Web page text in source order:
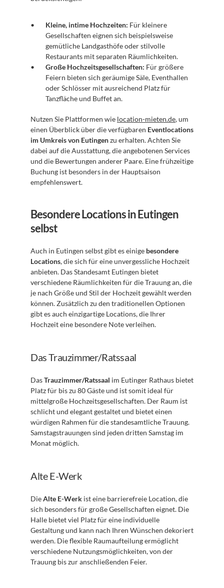
Kleine, intime Hochzeiten: Für kleinere
Gesellschaften eignen sich beispielsweise
gemütliche Landgasthöfe oder stilvolle
Restaurants mit separaten Räumlichkeiten.
Große Hochzeitsgesellschaften: Für größere
Feiern bieten sich geräumige Säle, Eventhallen
oder Schlösser mit ausreichend Platz für
Tanzfläche und Buffet an.
Nutzen Sie Plattformen wie location-mieten.de, um
einen Überblick über die verfügbaren Eventlocations
im Umkreis von Eutingen zu erhalten. Achten Sie
dabei auf die Ausstattung, die angebotenen Services
und die Bewertungen anderer Paare. Eine frühzeitige
Buchung ist besonders in der Hauptsaison
empfehlenswert.
Besondere Locations in Eutingen
selbst
Auch in Eutingen selbst gibt es einige besondere
Locations, die sich für eine unvergessliche Hochzeit
anbieten. Das Standesamt Eutingen bietet
verschiedene Räumlichkeiten für die Trauung an, die
je nach Größe und Stil der Hochzeit gewählt werden
können. Zusätzlich zu den traditionellen Optionen
gibt es auch einzigartige Locations, die Ihrer
Hochzeit eine besondere Note verleihen.
Das Trauzimmer/Ratssaal
Das Trauzimmer/Ratssaal im Eutinger Rathaus bietet
Platz für bis zu 80 Gäste und ist somit ideal für
mittelgroße Hochzeitsgesellschaften. Der Raum ist
schlicht und elegant gestaltet und bietet einen
würdigen Rahmen für die standesamtliche Trauung.
Samstagstrauungen sind jeden dritten Samstag im
Monat möglich.
Alte E-Werk
Die Alte E-Werk ist eine barrierefreie Location, die
sich besonders für große Gesellschaften eignet. Die
Halle bietet viel Platz für eine individuelle
Gestaltung und kann nach Ihren Wünschen dekoriert
werden. Die flexible Raumaufteilung ermöglicht
verschiedene Nutzungsmöglichkeiten, von der
Trauung bis zur anschließenden Feier.